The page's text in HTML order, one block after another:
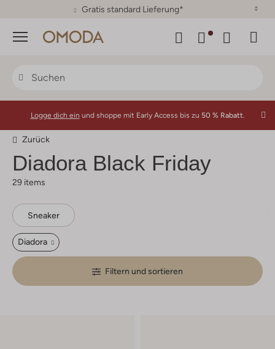
30 Tage Rückgaberecht
Menü
Logge dich ein und shoppe mit Early Access bis zu 50 % Rabatt.
Zurück
DiadoraBlack Friday
29 items
Sneaker
Diadora
Filtern und sortieren